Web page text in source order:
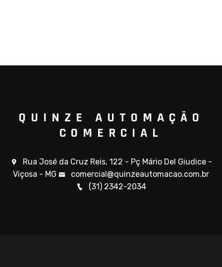
QUINZE AUTOMAÇÃO
COMERCIAL
Rua José da Cruz Reis, 122 - Pç Mário Del Giudice -
Viçosa - MG
comercial@quinzeautomacao.com.br
(31) 2342-2034